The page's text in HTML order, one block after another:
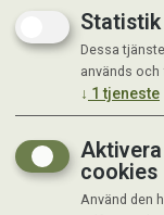
Statistik
Dessa
används och
↓ 1 tjeneste
cookies
Använd den